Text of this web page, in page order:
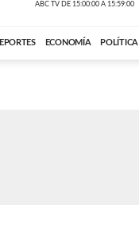
ABC TV DE 15:00:00 A 15:59:00
ECONOMÍA POLÍTICA